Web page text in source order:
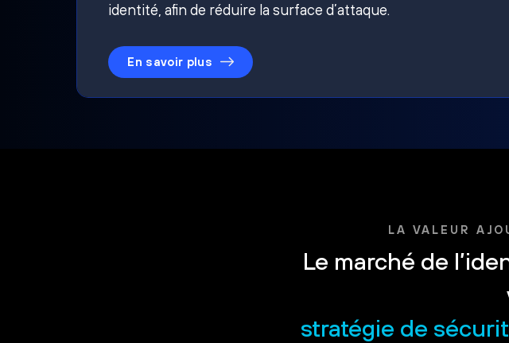
identité, afin de réduire la surface d’attaque.
En savoir plus
LA VALEUR
Le marché de
stratégie de